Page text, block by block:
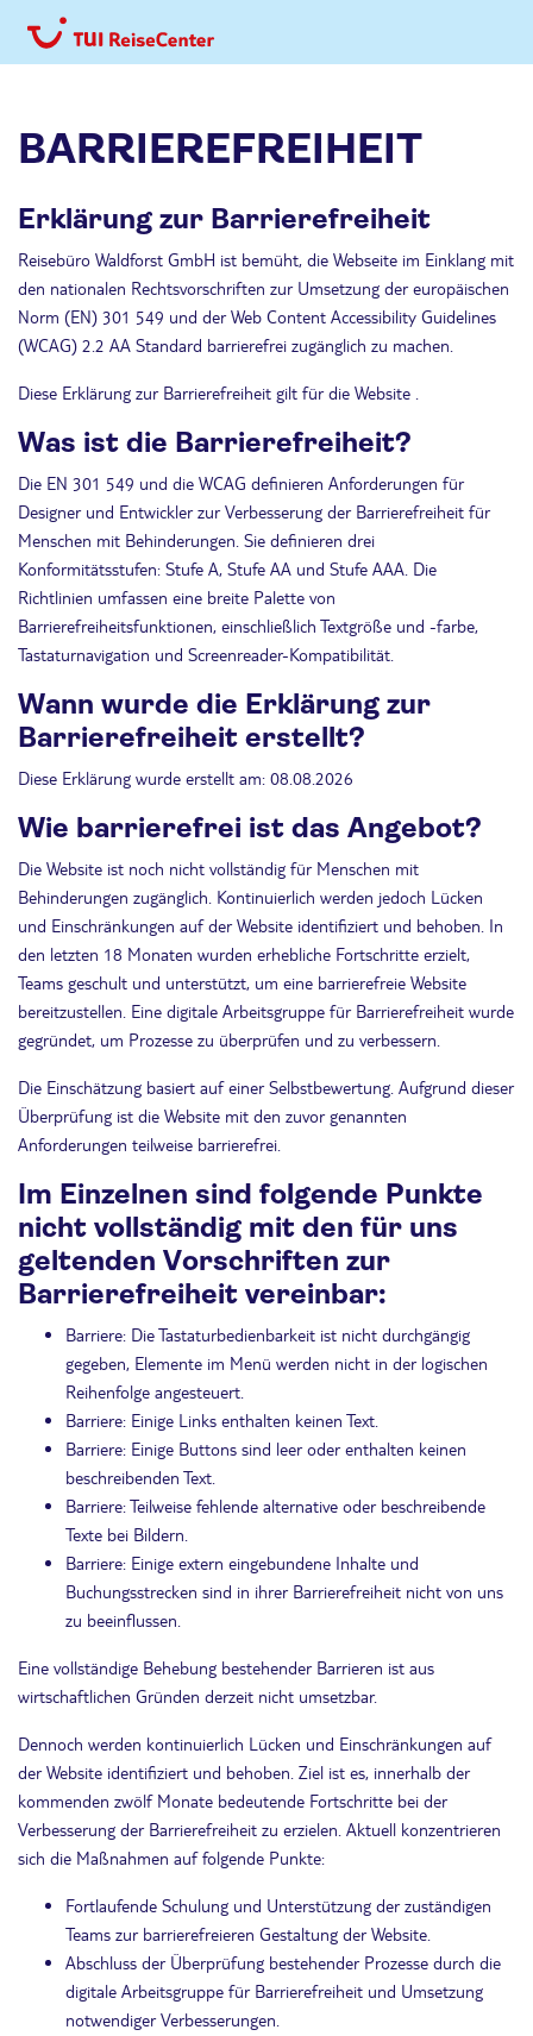
BARRIEREFREIHEIT
Erklärung zur Barrierefreiheit
Reisebüro Waldforst GmbH ist bemüht, die Webseite im Einklang mit
den nationalen Rechtsvorschriften zur Umsetzung der europäischen
Norm (EN) 301 549 und der Web Content Accessibility Guidelines
(WCAG) 2.2 AA Standard barrierefrei zugänglich zu machen.
Diese Erklärung zur Barrierefreiheit gilt für die Website .
Was ist die Barrierefreiheit?
Die EN 301 549 und die WCAG definieren Anforderungen für
Designer und Entwickler zur Verbesserung der Barrierefreiheit für
Menschen mit Behinderungen. Sie definieren drei
Konformitätsstufen: Stufe A, Stufe AA und Stufe AAA. Die
Richtlinien umfassen eine breite Palette von
Barrierefreiheitsfunktionen, einschließlich Textgröße und -farbe,
Tastaturnavigation und Screenreader-Kompatibilität.
Wann wurde die Erklärung zur
Barrierefreiheit erstellt?
Diese Erklärung wurde erstellt am: 08.08.2026
Wie barrierefrei ist das Angebot?
Die Website ist noch nicht vollständig für Menschen mit
Behinderungen zugänglich. Kontinuierlich werden jedoch Lücken
und Einschränkungen auf der Website identifiziert und behoben. In
den letzten 18 Monaten wurden erhebliche Fortschritte erzielt,
Teams geschult und unterstützt, um eine barrierefreie Website
bereitzustellen. Eine digitale Arbeitsgruppe für Barrierefreiheit wurde
gegründet, um Prozesse zu überprüfen und zu verbessern.
Die Einschätzung basiert auf einer Selbstbewertung. Aufgrund dieser
Überprüfung ist die Website mit den zuvor genannten
Anforderungen teilweise barrierefrei.
Im Einzelnen sind folgende Punkte
nicht vollständig mit den für uns
geltenden Vorschriften zur
Barrierefreiheit vereinbar:
Barriere: Die Tastaturbedienbarkeit ist nicht durchgängig
gegeben, Elemente im Menü werden nicht in der logischen
Reihenfolge angesteuert.
Barriere: Einige Links enthalten keinen Text.
Barriere: Einige Buttons sind leer oder enthalten keinen
beschreibenden Text.
Barriere: Teilweise fehlende alternative oder beschreibende
Texte bei Bildern.
Barriere: Einige extern eingebundene Inhalte und
Buchungsstrecken sind in ihrer Barrierefreiheit nicht von uns
zu beeinflussen.
Eine vollständige Behebung bestehender Barrieren ist aus
wirtschaftlichen Gründen derzeit nicht umsetzbar.
Dennoch werden kontinuierlich Lücken und Einschränkungen auf
der Website identifiziert und behoben. Ziel ist es, innerhalb der
kommenden zwölf Monate bedeutende Fortschritte bei der
Verbesserung der Barrierefreiheit zu erzielen. Aktuell konzentrieren
sich die Maßnahmen auf folgende Punkte:
Fortlaufende Schulung und Unterstützung der zuständigen
Teams zur barrierefreieren Gestaltung der Website.
Abschluss der Überprüfung bestehender Prozesse durch die
digitale Arbeitsgruppe für Barrierefreiheit und Umsetzung
notwendiger Verbesserungen.